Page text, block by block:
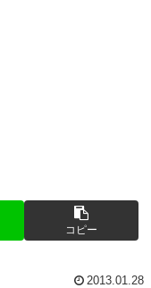
コピー
2013.01.28